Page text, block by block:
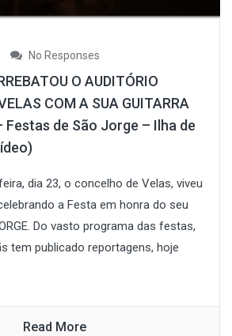
No Responses
O AUDITÓRIO
COM A SUA GUITARRA
Festas de São Jorge – Ilha de
dia 23, o concelho de Velas, viveu
a Festa em honra do seu
Do vasto programa das festas,
tem publicado reportagens, hoje
Read More